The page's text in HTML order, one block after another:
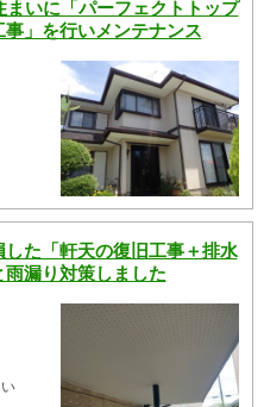
いに「パーフェクトトップ
」を行いメンテナンス
た「軒天の復旧工事＋排水
漏り対策しました